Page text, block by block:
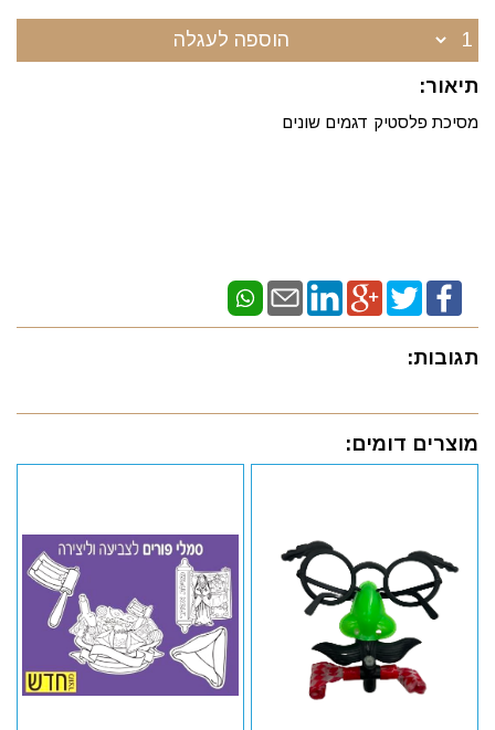
הוספה לעגלה
תיאור:
מסיכת פלסטיק דגמים שונים
תגובות:
מוצרים דומים: